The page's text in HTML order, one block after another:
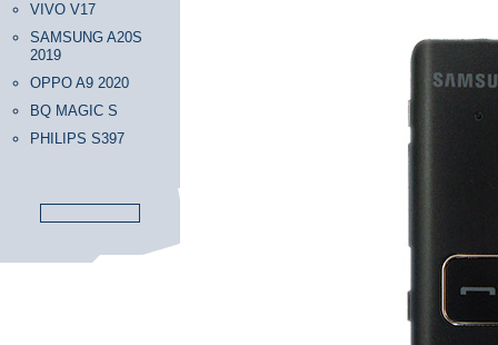
VIVO V17
SAMSUNG A20S
2019
OPPO A9 2020
BQ MAGIC S
PHILIPS S397